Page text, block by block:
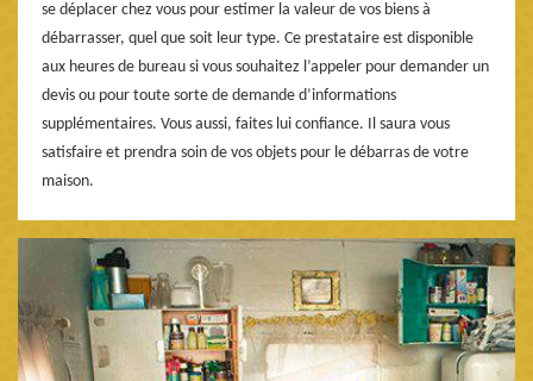
se déplacer chez vous pour estimer la valeur de vos biens à
débarrasser, quel que soit leur type. Ce prestataire est disponible
aux heures de bureau si vous souhaitez l’appeler pour demander un
devis ou pour toute sorte de demande d’informations
supplémentaires. Vous aussi, faites lui confiance. Il saura vous
satisfaire et prendra soin de vos objets pour le débarras de votre
maison.